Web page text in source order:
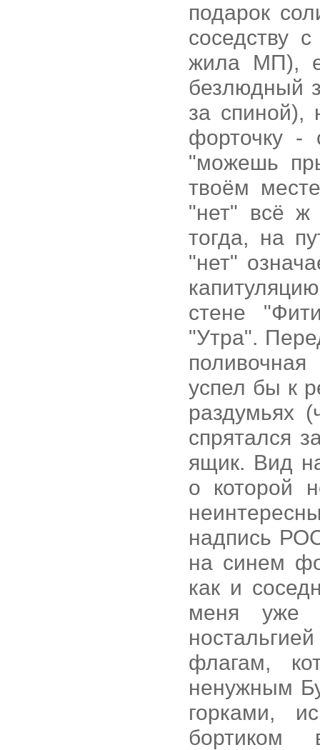
подарок
соседству
жила МП),
безлюдный
за спиной),
форточку -
"можешь
твоём
"нет" всё ж
тогда, на
"нет"
стене
"Утра".
успел бы к
раздумьях
спрятался
ящик. Вид
о которой
надпись
на синем
как и
меня уже
флагам,
ненужным
горками,
бортиком